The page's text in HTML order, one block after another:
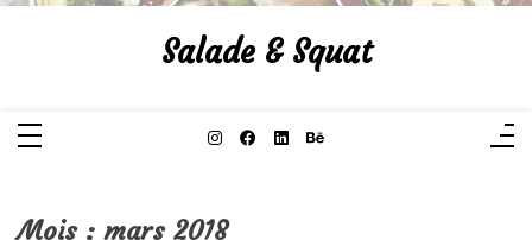
Aller
Salade & Squat
Mois : mars 2018